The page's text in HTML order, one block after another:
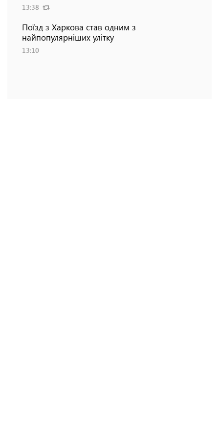
13:38
Поїзд з Харкова став одним з
найпопулярніших улітку
13:10